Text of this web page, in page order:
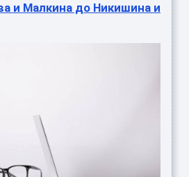
и Малкина до Никишина и